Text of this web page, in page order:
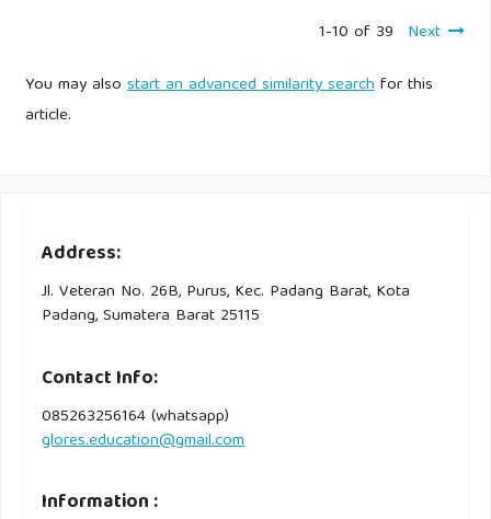
1-10 of 39 Next
You may alsostart an advanced similarity searchfor this
article.
Address:
Jl. Veteran No. 26B, Purus, Kec. Padang Barat, Kota
Padang, Sumatera Barat 25115
Contact Info:
085263256164 (whatsapp)
glores.education@gmail.com
Information :